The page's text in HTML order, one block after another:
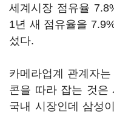
세계시장 점유율
1년 새 점유율을
섰다.
카메라업계 관계자
콘을 따라 잡는 것은
국내 시장인데 삼성